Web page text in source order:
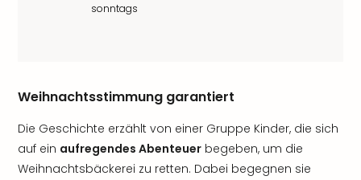
sonntags
Weihnachtsstimmung garantiert
Die Geschichte erzählt von einer Gruppe Kinder, die sich
auf ein aufregendes Abenteuer begeben, um die
Weihnachtsbäckerei zu retten. Dabei begegnen sie